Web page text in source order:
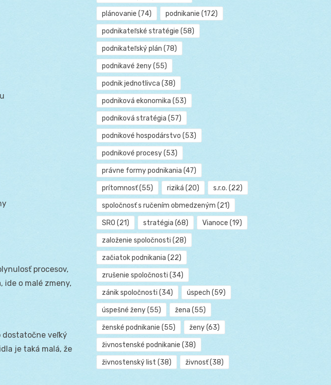
procesov,
ide o malé zmeny,
dostatočne veľký
je taká malá, že
plánovanie (74) podnikanie (172)
podnikateľské stratégie (58)
podnikateľský plán (78)
podnikavé ženy(55)
podnik jednotlivca (38)
podniková ekonomika (53)
podniková stratégia (57)
podnikové hospodárstvo (53)
podnikové procesy(53)
právne formy podnikania (47)
prítomnosť(55) riziká (20) s.r.o. (22)
spoločnosť s ručením obmedzeným (21)
SRO (21) stratégia (68) Vianoce (19)
založenie spoločnosti (28)
začiatok podnikania (22)
zrušenie spoločnosti (34)
zánik spoločnosti (34) úspech (59)
úspešné ženy(55) žena (55)
ženské podnikanie (55) ženy(63)
živnostenské podnikanie (38)
živnostenský list (38) živnosť(38)